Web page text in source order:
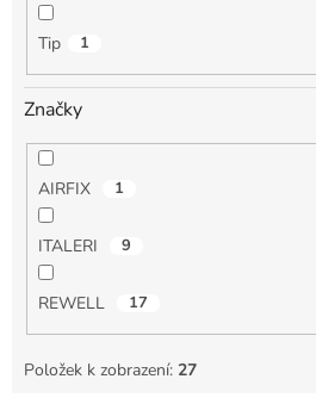
Tip 1
Značky
AIRFIX 1
ITALERI 9
REWELL 17
Položek k zobrazení: 27